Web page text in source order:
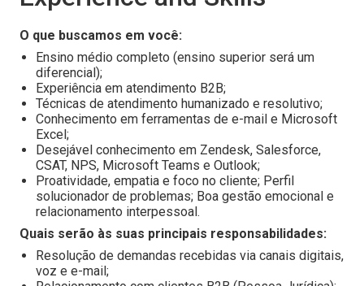
O que buscamos em você:
Ensino médio completo (ensino superior será um
diferencial);
Experiência em atendimento B2B;
Técnicas de atendimento humanizado e resolutivo;
Conhecimento em ferramentas de e-mail e Microsoft
Excel;
Desejável conhecimento em Zendesk, Salesforce,
CSAT, NPS, Microsoft Teams e Outlook;
Proatividade, empatia e foco no cliente; Perfil
solucionador de problemas; Boa gestão emocional e
relacionamento interpessoal.
Quais serão às suas principais responsabilidades:
Resolução de demandas recebidas via canais digitais,
voz e e-mail;